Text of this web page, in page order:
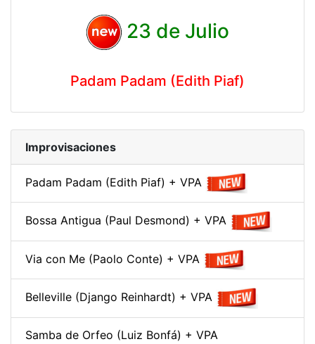
23 de Julio
Padam Padam (Edith Piaf)
Improvisaciones
Padam Padam (Edith Piaf) + VPA
Bossa Antigua (Paul Desmond) + VPA
Via con Me (Paolo Conte) + VPA
Belleville (Django Reinhardt) + VPA
Samba de Orfeo (Luiz Bonfá) + VPA